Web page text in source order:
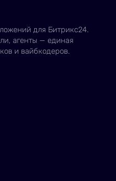
для Битрикс24.
агенты — единая
и вайбкодеров.